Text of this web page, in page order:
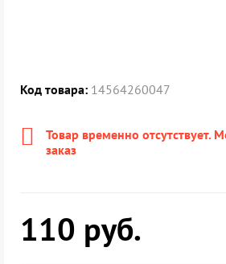
Код товара: 14564260047
Товар временно отсутствует.
заказ
110 руб.